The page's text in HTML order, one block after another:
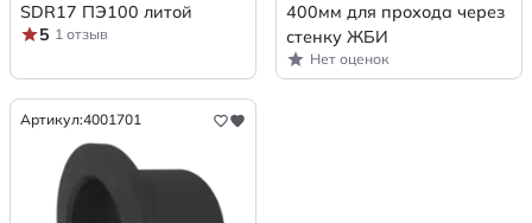
SDR17 ПЭ100 литой
5 1 отзыв
400мм для прохода через
стенку ЖБИ
Нет оценок
Артикул:4001701